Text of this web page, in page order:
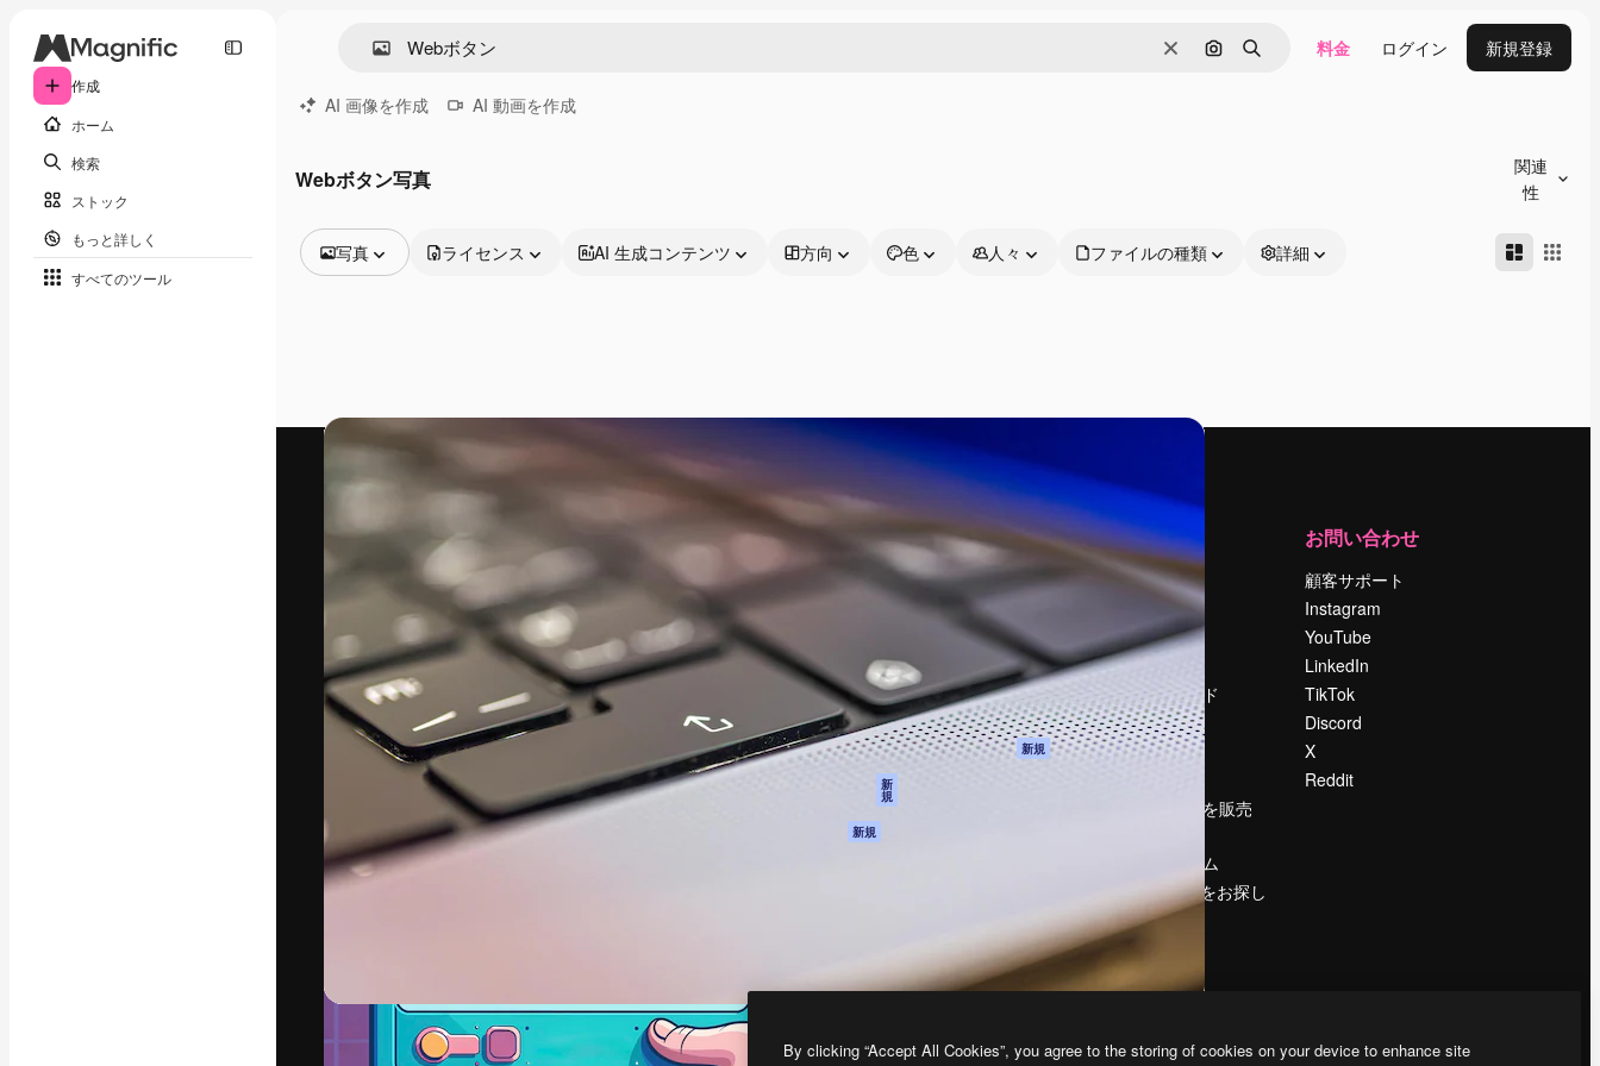
作成
ホーム
検索
ストック
もっと詳しく
すべてのツール
消去 画像で検索
検索 料金 ログイン 新規登録
AI 画像を作成 AI 動画を作成
Webボタン写真
関連
性
写真
動画
映像素材
モーショングラフィックス
動画テンプレート
3D モデル
ライセンス AI 生成コンテンツ 方向 色 人々 ファイルの種類 詳細
最高のクリエイティブ制作を導くためのプラ
ットフォーム。クリエイター、企業、代理
店、スタジオを含む100万人以上が利用して
います。
製品
Spaces
AI アシスタント
AI 画像生成ツール
AI 動画生成ツール
AI 音声合成ツール
ストックコンテン
ツ
新
規
新規
はじめに
Academy
ドキュメント
サポート
利用規約
プライバシーポリ
シー
オリジナル 新規
運営
料金
会社概要
Reviews
採用情報
検索トレンド
ブログ
イベント
コンテンツを販売
プレスルーム
magnific.aiをお探し
ですか？
お問い合わせ
顧客サポート
Instagram
YouTube
LinkedIn
TikTok
Discord
X
Reddit
Copyright © 2010-2026Freepik Company S.L.U.無断複写・転載を禁じます
By clicking “Accept All Cookies”, you agree to the storing of cookies on your device to enhance site